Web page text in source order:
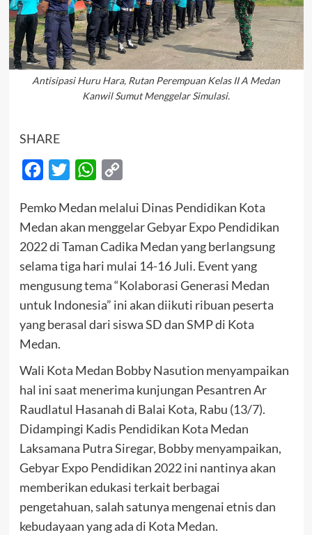
Antisipasi Huru Hara, Rutan Perempuan Kelas II A Medan
Kanwil Sumut Menggelar Simulasi.
SHARE
Facebook
Twitter WhatsApp
Pemko Medan melalui Dinas Pendidikan Kota
Medan akan menggelar Gebyar Expo Pendidikan
2022 di Taman Cadika Medan yang berlangsung
selama tiga hari mulai 14-16 Juli. Event yang
mengusung tema “Kolaborasi Generasi Medan
untuk Indonesia” ini akan diikuti ribuan peserta
yang berasal dari siswa SD dan SMP di Kota
Medan.
Wali Kota Medan Bobby Nasution menyampaikan
hal ini saat menerima kunjungan Pesantren Ar
Raudlatul Hasanah di Balai Kota, Rabu (13/7).
Didampingi Kadis Pendidikan Kota Medan
Laksamana Putra Siregar, Bobby menyampaikan,
Gebyar Expo Pendidikan 2022 ini nantinya akan
memberikan edukasi terkait berbagai
pengetahuan, salah satunya mengenai etnis dan
kebudayaan yang ada di Kota Medan.